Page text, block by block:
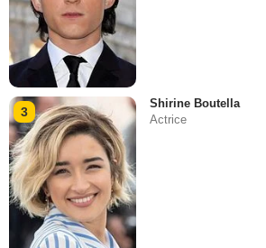
3
Shirine Boutella
Actrice